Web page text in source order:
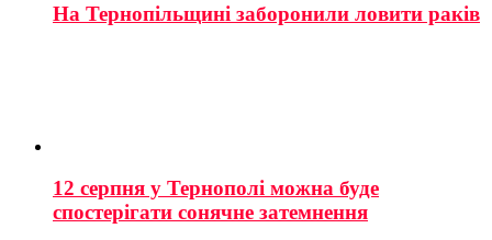
На Тернопільщині заборонили ловити раків
12 серпня у Тернополі можна буде
спостерігати сонячне затемнення